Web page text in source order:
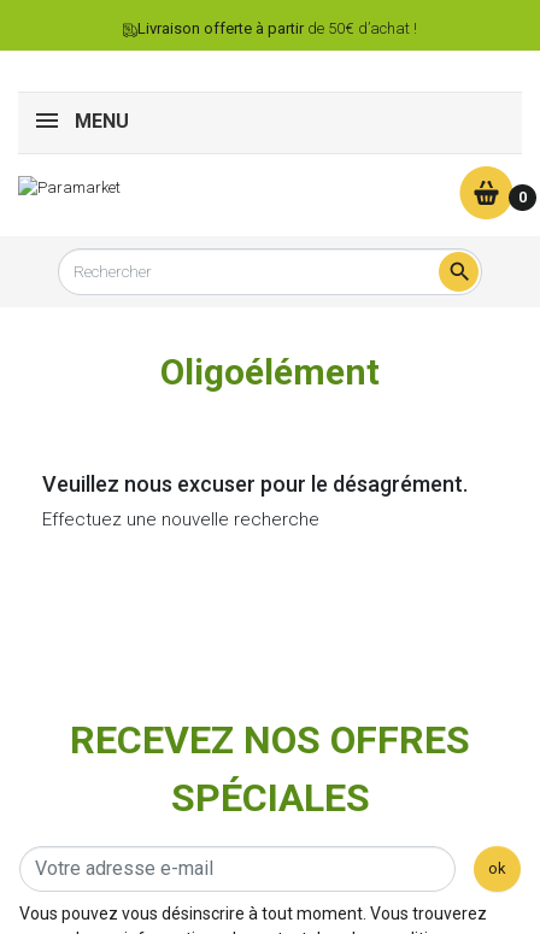
Livraison offerte à partirde 50€ d’achat !
MENU
0

Oligoélément
Veuillez nous excuser pour le désagrément.
Effectuez une nouvelle recherche
RECEVEZ NOS OFFRES
SPÉCIALES
ok
Vous pouvez vous désinscrire à tout moment. Vous trouverez